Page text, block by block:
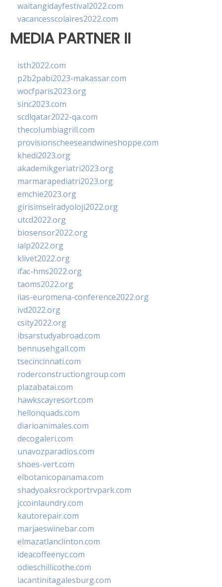
waitangidayfestival2022.com
vacancesscolaires2022.com
MEDIA PARTNER II
isth2022.com
p2b2pabi2023-makassar.com
wocfparis2023.org
sinc2023.com
scdlqatar2022-qa.com
thecolumbiagrill.com
provisionscheeseandwineshoppe.com
khedi2023.org
akademikgeriatri2023.org
marmarapediatri2023.org
emchie2023.org
girisimselradyoloji2022.org
utcd2022.org
biosensor2022.org
ialp2022.org
klivet2022.org
ifac-hms2022.org
taoms2022.org
iias-euromena-conference2022.org
ivd2022.org
csity2022.org
ibsarstudyabroad.com
bennusehgall.com
tsecincinnati.com
roderconstructiongroup.com
plazabatai.com
hawkscayresort.com
hellonquads.com
diarioanimales.com
decogaleri.com
unavozparadios.com
shoes-vert.com
elbotanicopanama.com
shadyoaksrockportrvpark.com
jccoinlaundry.com
kautorepair.com
marjaeswinebar.com
elmazatlanclinton.com
ideacoffeenyc.com
odieschillicothe.com
lacantinitagalesburg.com